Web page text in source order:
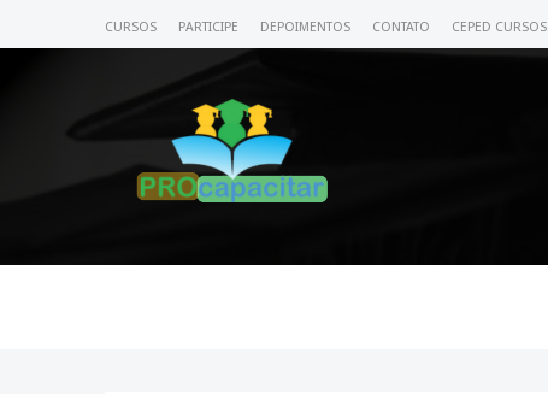
CURSOS PARTICIPE DEPOIMENTOS CONTATO CEPED CURSOS